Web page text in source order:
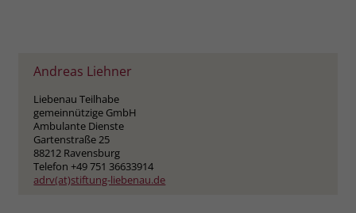
Andreas Liehner
Liebenau Teilhabe
gemeinnützige GmbH
Ambulante Dienste
Gartenstraße 25
88212 Ravensburg
Telefon +49 751 36633914
adrv(at)stiftung-liebenau.de
Zweck
User über einen Klick auf eine Google
Werbeanzeige auf die Website gelangt.
welche Werbeanzeige geklickt wurde,
sodass erzielte Erfolge wie z.B.